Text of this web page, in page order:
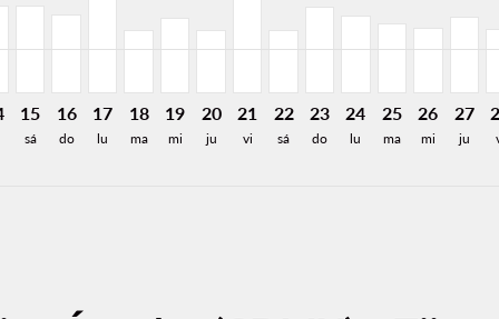
15
sá
16
do
17
lu
18
ma
19
mi
20
ju
21
vi
22
sá
23
do
24
lu
25
ma
26
mi
27
ju